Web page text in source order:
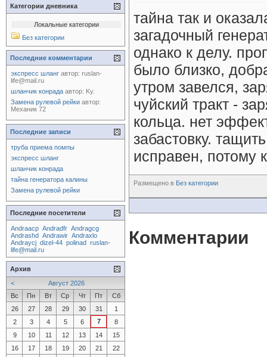
тайна так и
загадочный
однако к делу.
было близко,
утром завелся,
чуйский тракт -
кольца. нет
забастовку.
исправен, потому
Размещено в Без категории
Комментарии
Категории дневника
Локальные категории
Без категории
Последние комментарии
экспресс шланг автор: ruslan-
life@mail.ru
шланчик конрада автор: Ky.
Замена рулевой рейки автор:
Механик 72
Последние записи
труба приема помпы
экспресс шланг
шланчик конрада
тайна генератора калины
Замена рулевой рейки
Последние посетители
Andraacp Andradfr Andragcg
Andrashd Andrawir Andraxlo
Andraycj dizel-44 polinad ruslan-
life@mail.ru
Архив
<
Август 2026
Вс
Пн Вт Ср Чт Пт
Сб
26
27 28 29 30 31
1
2
3 4 5 6 7
8
9
10 11 12 13 14
15
16
17 18 19 20 21
22